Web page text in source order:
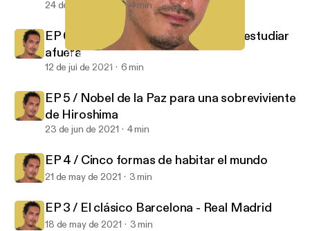
EP 4 / Cinco formas de habitar el mundo
CHE Spanish
24 de ago de 2021 4 min
EP 6 / Certificados de idiomas para estudiar
afuera
12 de jul de 2021 6 min
EP 5 / Nobel de la Paz para una sobreviviente
de Hiroshima
23 de jun de 2021 4 min
EP 4 / Cinco formas de habitar el mundo
21 de may de 2021 3 min
EP 3 / El clásico Barcelona - Real Madrid
18 de may de 2021 3 min